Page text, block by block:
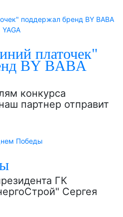
платочек"
BY BABA
конкурса
партнер отправит
ГК
Сергея